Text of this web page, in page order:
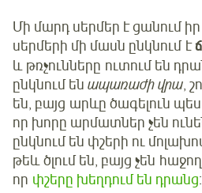
Մի մարդ սերմեր է ցանում
սերմերի մի մասն ընկնում է
և թռչունները ուտում են
ընկնում են ապառաժի վրա,
են, բայց արևը ծագելուն պես
որ խորը արմատներ չեն
ընկնում են փշերի ու
թեև ծլում են, բայց չեն
որ փշերը խեղդում են դրանց